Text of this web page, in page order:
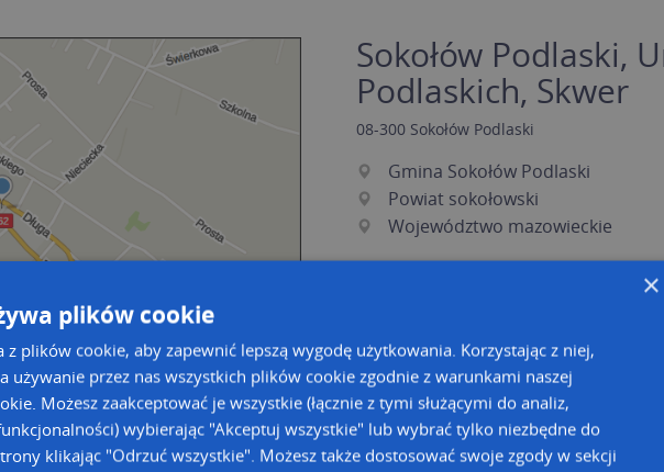
bazy danych adresowych
Sokołów Podlaski,
Podlaskich, Skwer
08-300 Sokołów Podlaski
Gmina Sokołów Podlaski
Powiat sokołowski
Województwo mazowieckie
×
plików cookie
z plików cookie, aby zapewnić lepszą wygodę użytkowania. Korzystając z niej,
używanie przez nas wszystkich plików cookie zgodnie z warunkami naszej
Możesz zaakceptować je wszystkie (łącznie z tymi służącymi do analiz,
wybierając "Akceptuj wszystkie" lub wybrać tylko niezbędne do
klikając "Odrzuć wszystkie". Możesz także dostosować swoje zgody w sekcji